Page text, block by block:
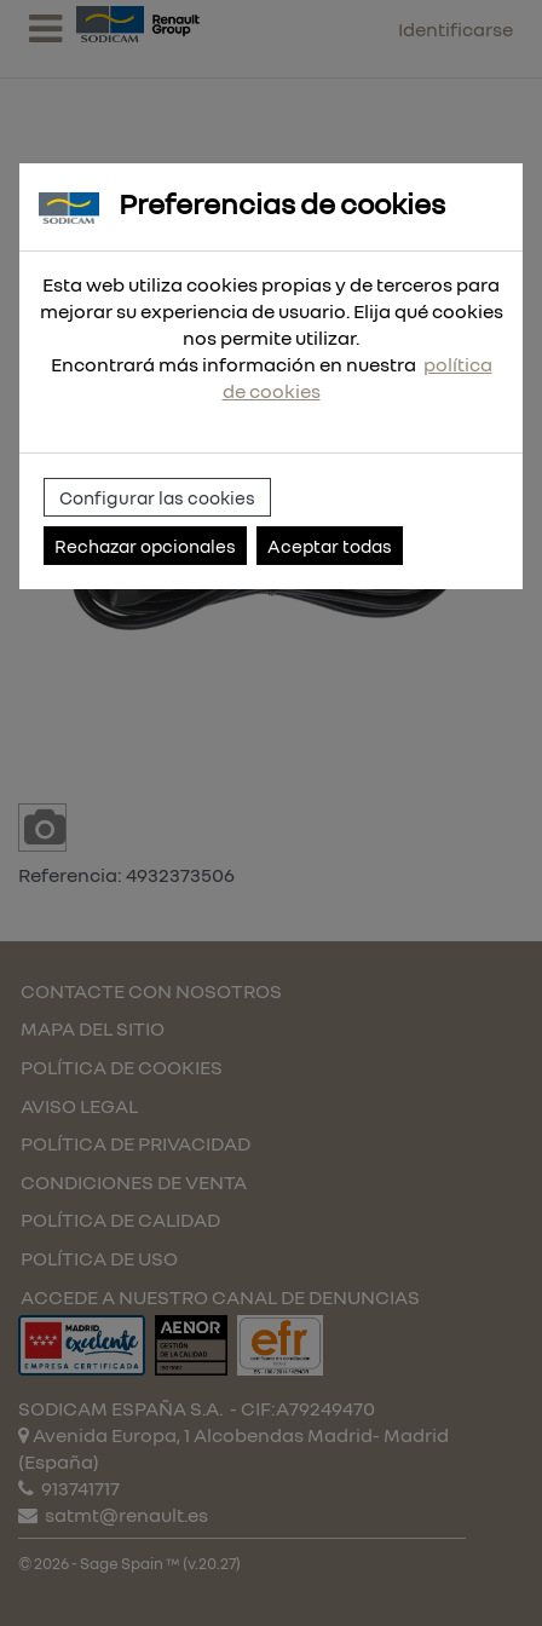
Identificarse
Cable Quik-Lok 4 m - AUS
Referencia: 4932373506
CONTACTE CON NOSOTROS
MAPA DEL SITIO
POLÍTICA DE COOKIES
AVISO LEGAL
POLÍTICA DE PRIVACIDAD
CONDICIONES DE VENTA
POLÍTICA DE CALIDAD
POLÍTICA DE USO
ACCEDE A NUESTRO CANAL DE DENUNCIAS
SODICAM ESPAÑA S.A. - CIF:A79249470
Avenida Europa, 1 Alcobendas Madrid- Madrid
(España)
913741717
satmt@renault.es
© 2026 - Sage Spain ™ (v.20.27)
Preferencias de cookies
Esta web utiliza cookies propias y de terceros para
mejorar su experiencia de usuario. Elija qué cookies
nos permite utilizar.
Encontrará más información en nuestra política
de cookies
Configurar las cookies
Rechazar opcionales Aceptar todas